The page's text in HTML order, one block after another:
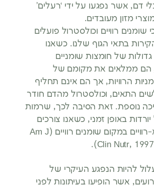
דם, אשר נפגעו על ידי ‘רעלים’
מזון מעובדים.
שומנים רוויים וכולסטרול פועלים
בתאי הגוף שלנו. כשאנו
גדולות של חומצות שומניים
הם ממלאים את מקומם של
הרוויות, אך הם אינם תחליף
התאים, וכולסטרול מהדם חודר
נוספת. זאת הסיבה לכך, שרמות
באופן זמני, כשאנו צורכים
שמנים רב-לא-רוויים במקום שומנים רוויים (Am J
Clin Nutr,
להיות הנפגע העיקרי של
אשר הופיעו בעיתונות לפני